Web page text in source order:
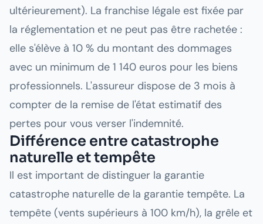
ultérieurement). La franchise légale est fixée par
la réglementation et ne peut pas être rachetée :
elle s'élève à 10 % du montant des dommages
avec un minimum de 1 140 euros pour les biens
professionnels. L'assureur dispose de 3 mois à
compter de la remise de l'état estimatif des
pertes pour vous verser l'indemnité.
Différence entre catastrophe
naturelle et tempête
Il est important de distinguer la garantie
catastrophe naturelle de la garantie tempête. La
tempête (vents supérieurs à 100 km/h), la grêle et